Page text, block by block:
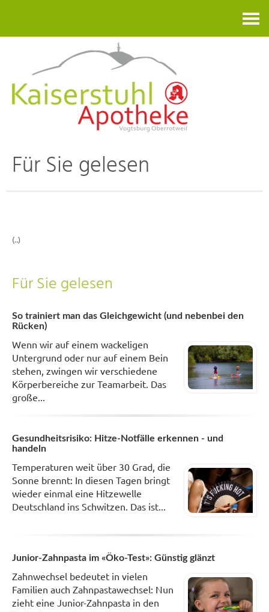
Für Sie gelesen
(..)
Für Sie gelesen
So trainiert man das Gleichgewicht (und nebenbei den
Rücken)
Wenn wir auf einem wackeligen
Untergrund oder nur auf einem Bein
stehen, zwingen wir verschiedene
Körperbereiche zur Teamarbeit. Das
große...
Gesundheitsrisiko: Hitze-Notfälle erkennen - und
handeln
Temperaturen weit über 30 Grad, die
Sonne brennt: In diesen Tagen bringt
wieder einmal eine Hitzewelle
Deutschland ins Schwitzen. Das ist...
Junior-Zahnpasta im «Öko-Test»: Günstig glänzt
Zahnwechsel bedeutet in vielen
Familien auch Zahnpastawechsel: Nun
zieht eine Junior-Zahnpasta in den